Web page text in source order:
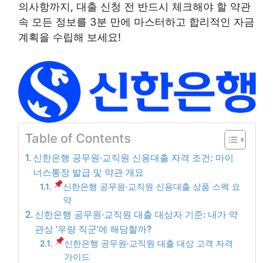
의사항까지, 대출 신청 전 반드시 체크해야 할 약관
속 모든 정보를 3분 만에 마스터하고 합리적인 자금
계획을 수립해 보세요!
Table of Contents
신한은행 공무원·교직원 신용대출 자격 조건: 마이
너스통장 발급 및 약관 개요
신한은행 공무원·교직원 신용대출 상품 스펙 요
약
신한은행 공무원·교직원 대출 대상자 기준: 내가 약
관상 ‘우량 직군’에 해당할까?
신한은행 공무원·교직원 대출 대상 고객 자격
가이드